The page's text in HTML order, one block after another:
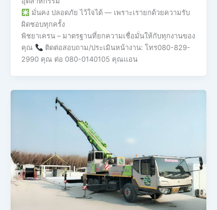
มั่นคง ปลอดภัย ไว้ใจได้ — เพราะเรายกด้วยความรับ
ผิดชอบทุกครั้ง
พิชยาเครน – มาตรฐานที่ยกความเชื่อมั่นให้กับทุกงานของ
คุณ
ติดต่อสอบถาม/ประเมินหน้างาน: โทร080-829-
2990 คุณ ต่อ 080-0140105 คุณเเอน